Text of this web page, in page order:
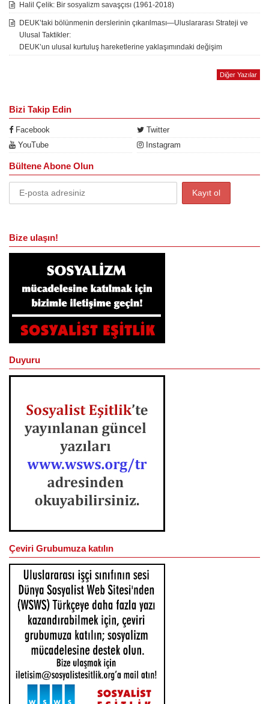
Halil Çelik: Bir sosyalizm savaşçısı (1961-2018)
DEUK’taki bölünmenin derslerinin çıkarılması—Uluslararası Strateji ve
Ulusal Taktikler:
DEUK’un ulusal kurtuluş hareketlerine yaklaşımındaki değişim
Diğer Yazılar
Bizi Takip Edin
Facebook
Twitter
YouTube
Instagram
Bültene Abone Olun
Bize ulaşın!
Duyuru
Çeviri Grubumuza katılın